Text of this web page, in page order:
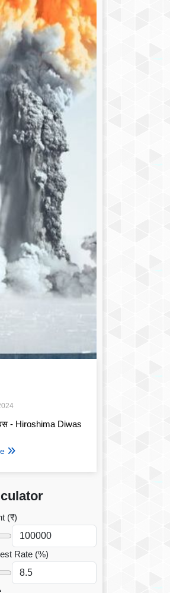
- Hiroshima Diwas
(₹)
Rate (%)